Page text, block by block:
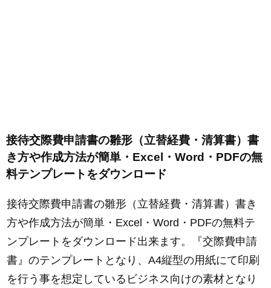
接待交際費申請書の雛形（立替経費・清算書）書
き方や作成方法が簡単・Excel・Word・PDFの無
料テンプレートをダウンロード
接待交際費申請書の雛形（立替経費・清算書）書き
方や作成方法が簡単・Excel・Word・PDFの無料テ
ンプレートをダウンロード出来ます。『交際費申請
書』のテンプレートとなり、A4縦型の用紙にて印刷
を行う事を想定しているビジネス向けの素材となり